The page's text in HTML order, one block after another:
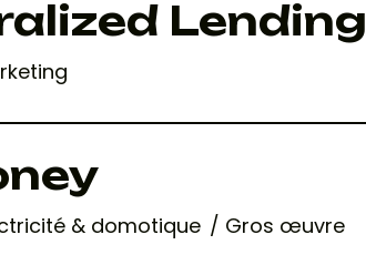
Lending
& domotique Gros œuvre